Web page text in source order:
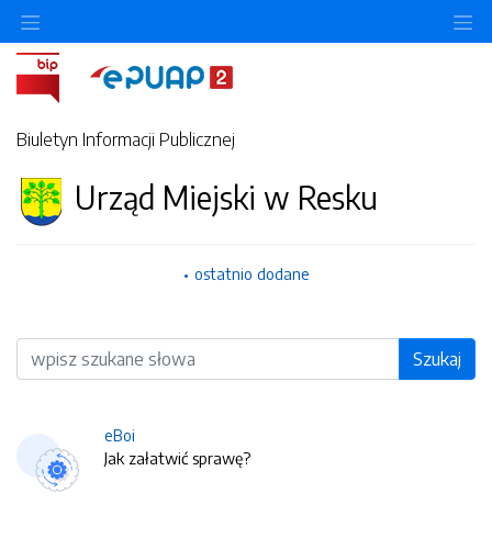
Biuletyn Informacji Publicznej
Urząd Miejski w Resku
ostatnio dodane
Wyszukiwarka Szukaj
eBoi
Jak załatwić sprawę?